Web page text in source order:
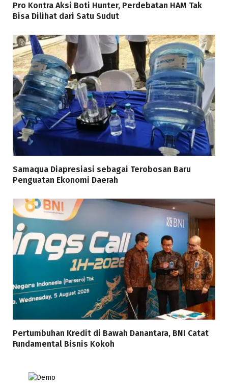
Pro Kontra Aksi Boti Hunter, Perdebatan HAM Tak
Bisa Dilihat dari Satu Sudut
Samaqua Diapresiasi sebagai Terobosan Baru
Penguatan Ekonomi Daerah
Pertumbuhan Kredit di Bawah Danantara, BNI Catat
Fundamental Bisnis Kokoh